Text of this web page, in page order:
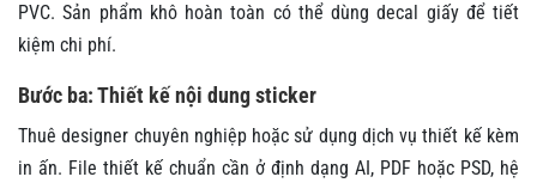
PVC. Sản phẩm khô hoàn toàn có thể dùng decal giấy để tiết
kiệm chi phí.
Bước ba: Thiết kế nội dung sticker
Thuê designer chuyên nghiệp hoặc sử dụng dịch vụ thiết kế kèm
in ấn. File thiết kế chuẩn cần ở định dạng AI, PDF hoặc PSD, hệ